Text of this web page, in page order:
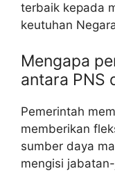
terbaik kepada
keutuhan
Mengapa
antara PNS
Pemerintah
memberikan
sumber daya
mengisi